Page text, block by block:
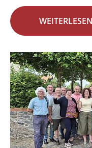
WEITERLESEN